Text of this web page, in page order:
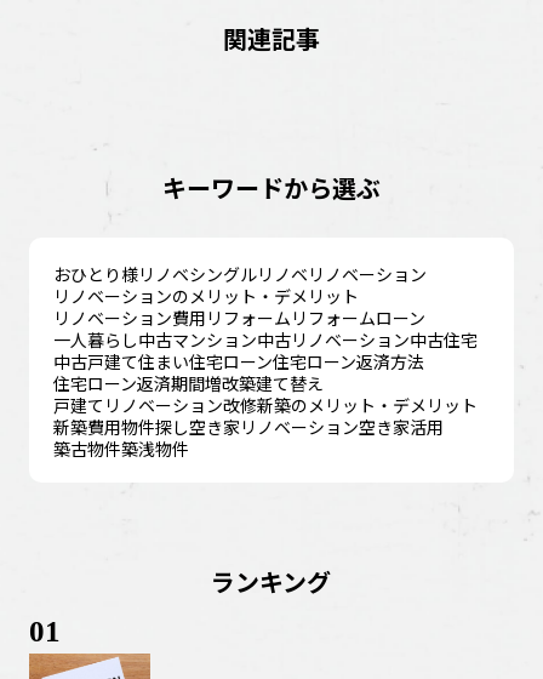
関連記事
キーワードから選ぶ
おひとり様リノベシングルリノベ リノベーション
リノベーションのメリット・デメリット
リノベーション費用 リフォーム リフォームローン
一人暮らし中古マンション中古リノベーション中古住宅
中古戸建て住まい住宅ローン住宅ローン返済方法
住宅ローン返済期間増改築建て替え
戸建てリノベーション改修新築のメリット・デメリット
新築費用物件探し空き家リノベーション空き家活用
築古物件築浅物件
ランキング
01